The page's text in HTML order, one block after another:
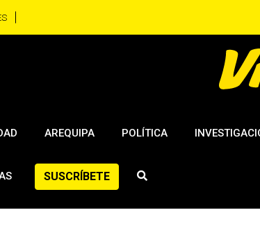
AREQUIPA POLÍTICA
SUSCRÍBETE